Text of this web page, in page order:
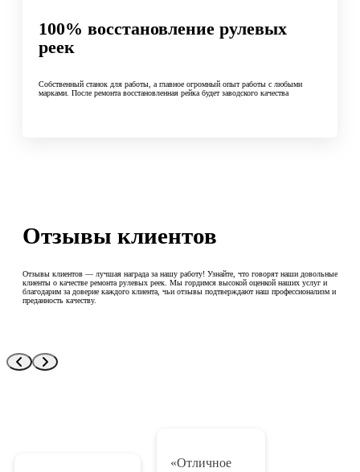
100% восстановление рулевых
реек
Собственный станок для работы, а главное огромный опыт работы с любыми
марками. После ремонта восстановленная рейка будет заводского качества
Отзывы клиентов
Отзывы клиентов — лучшая награда за нашу работу! Узнайте, что говорят наши довольные
клиенты о качестве ремонта рулевых реек. Мы гордимся высокой оценкой наших услуг и
благодарим за доверие каждого клиента, чьи отзывы подтверждают наш профессионализм и
преданность качеству.
«Отличное